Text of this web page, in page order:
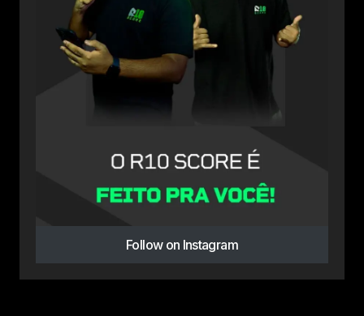
Follow on Instagram